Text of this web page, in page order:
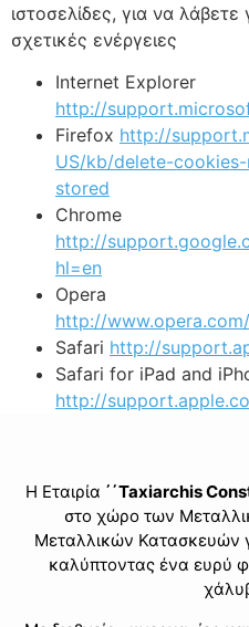
ιστοσελίδες, για να
σχετικές ενέργειες
Internet Explorer
http://
Firefox http://
US/kb/delete-
stored
Chrome
http://
hl=en
Opera
http://
Safari http://
Safari for iPad and
http://
Η Εταιρία ΄΄Taxiarchis
στο χώρο των
Μεταλλικών Κατασκευών
καλύπτοντας ένα ευρύ